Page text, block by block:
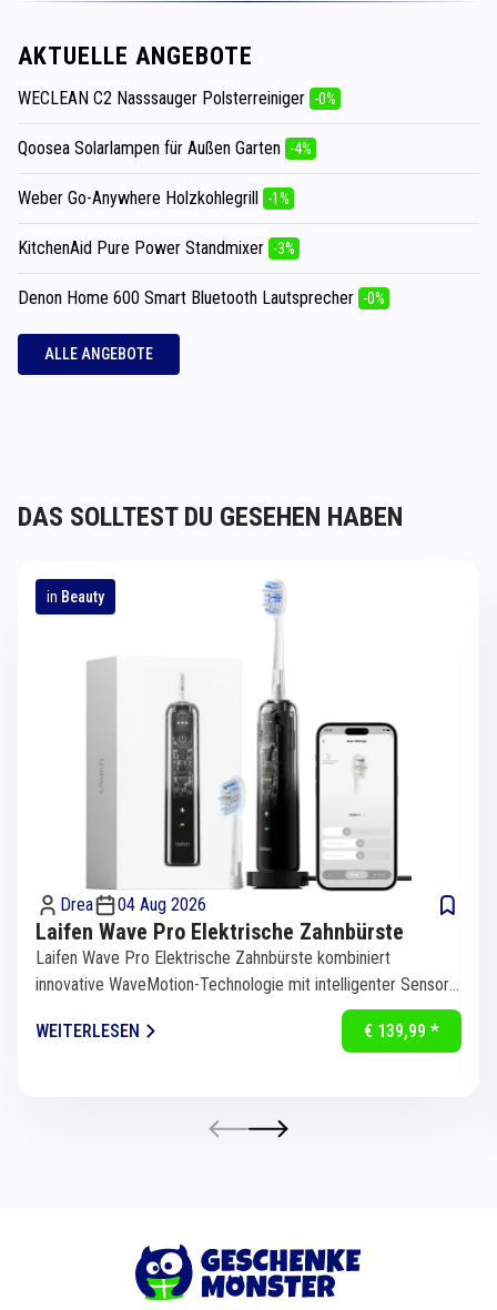
AKTUELLE ANGEBOTE
WECLEAN C2 Nasssauger Polsterreiniger -0%
Qoosea Solarlampen für Außen Garten -4%
Weber Go-Anywhere Holzkohlegrill -1%
KitchenAid Pure Power Standmixer -3%
Denon Home 600 Smart Bluetooth Lautsprecher -0%
ALLE ANGEBOTE
DAS SOLLTEST DU GESEHEN HABEN
in Beauty
Drea 04 Aug 2026
Laifen Wave Pro Elektrische Zahnbürste
Laifen Wave Pro Elektrische Zahnbürste kombiniert
innovative WaveMotion-Technologie mit intelligenter Sensorik
WEITERLESEN
€ 139,99 *